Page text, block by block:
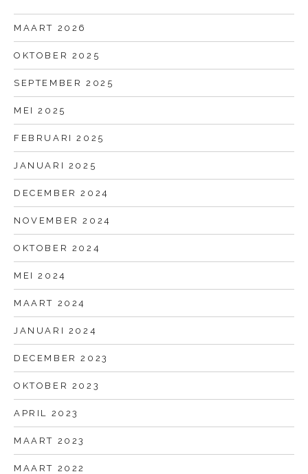
MAART 2026
OKTOBER 2025
SEPTEMBER 2025
MEI 2025
FEBRUARI 2025
JANUARI 2025
DECEMBER 2024
NOVEMBER 2024
OKTOBER 2024
MEI 2024
MAART 2024
JANUARI 2024
DECEMBER 2023
OKTOBER 2023
APRIL 2023
MAART 2023
MAART 2022